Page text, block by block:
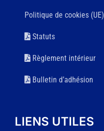
Politique de cookies (UE)
Statuts
Règlement intérieur
Bulletin d’adhésion
LIENS UTILES